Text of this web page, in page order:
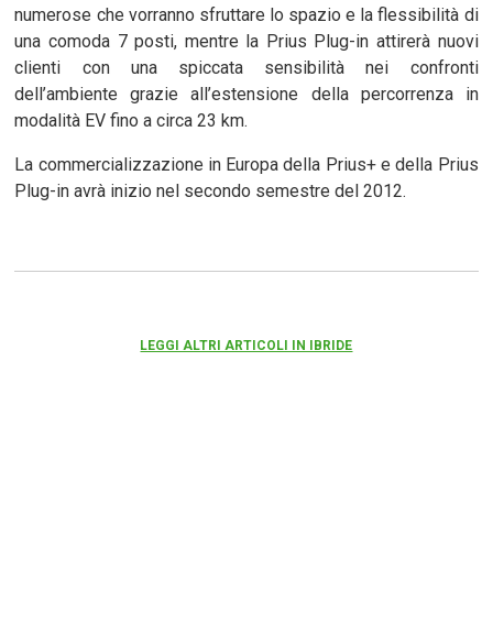
numerose che vorranno sfruttare lo spazio e la flessibilità di
una comoda 7 posti, mentre la Prius Plug-in attirerà nuovi
clienti con una spiccata sensibilità nei confronti
dell’ambiente grazie all’estensione della percorrenza in
modalità EV fino a circa 23 km.
La commercializzazione in Europa della Prius+ e della Prius
Plug-in avrà inizio nel secondo semestre del 2012.
LEGGI ALTRI ARTICOLI IN IBRIDE